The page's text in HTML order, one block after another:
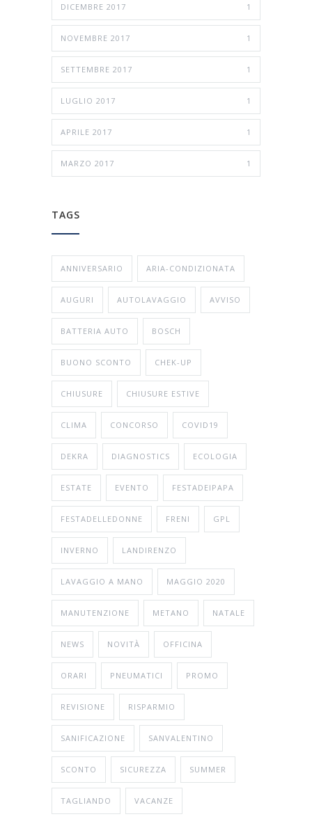
DICEMBRE 2017 1
NOVEMBRE 2017 1
SETTEMBRE 2017 1
LUGLIO 2017 1
APRILE 2017 1
MARZO 2017 1
TAGS
ANNIVERSARIO ARIA-CONDIZIONATA
AUGURI AUTOLAVAGGIO AVVISO
BATTERIA AUTO BOSCH
BUONO SCONTO CHEK-UP
CHIUSURE CHIUSURE ESTIVE
CLIMA CONCORSO COVID19
DEKRA DIAGNOSTICS ECOLOGIA
ESTATE EVENTO FESTADEIPAPA
FESTADELLEDONNE FRENI GPL
INVERNO LANDIRENZO
LAVAGGIO A MANO MAGGIO 2020
MANUTENZIONE METANO NATALE
NEWS NOVITÀ OFFICINA
ORARI PNEUMATICI PROMO
REVISIONE RISPARMIO
SANIFICAZIONE SANVALENTINO
SCONTO SICUREZZA SUMMER
TAGLIANDO VACANZE